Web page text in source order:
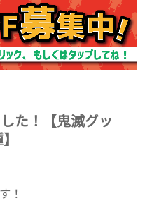
た！【鬼滅グッ
！